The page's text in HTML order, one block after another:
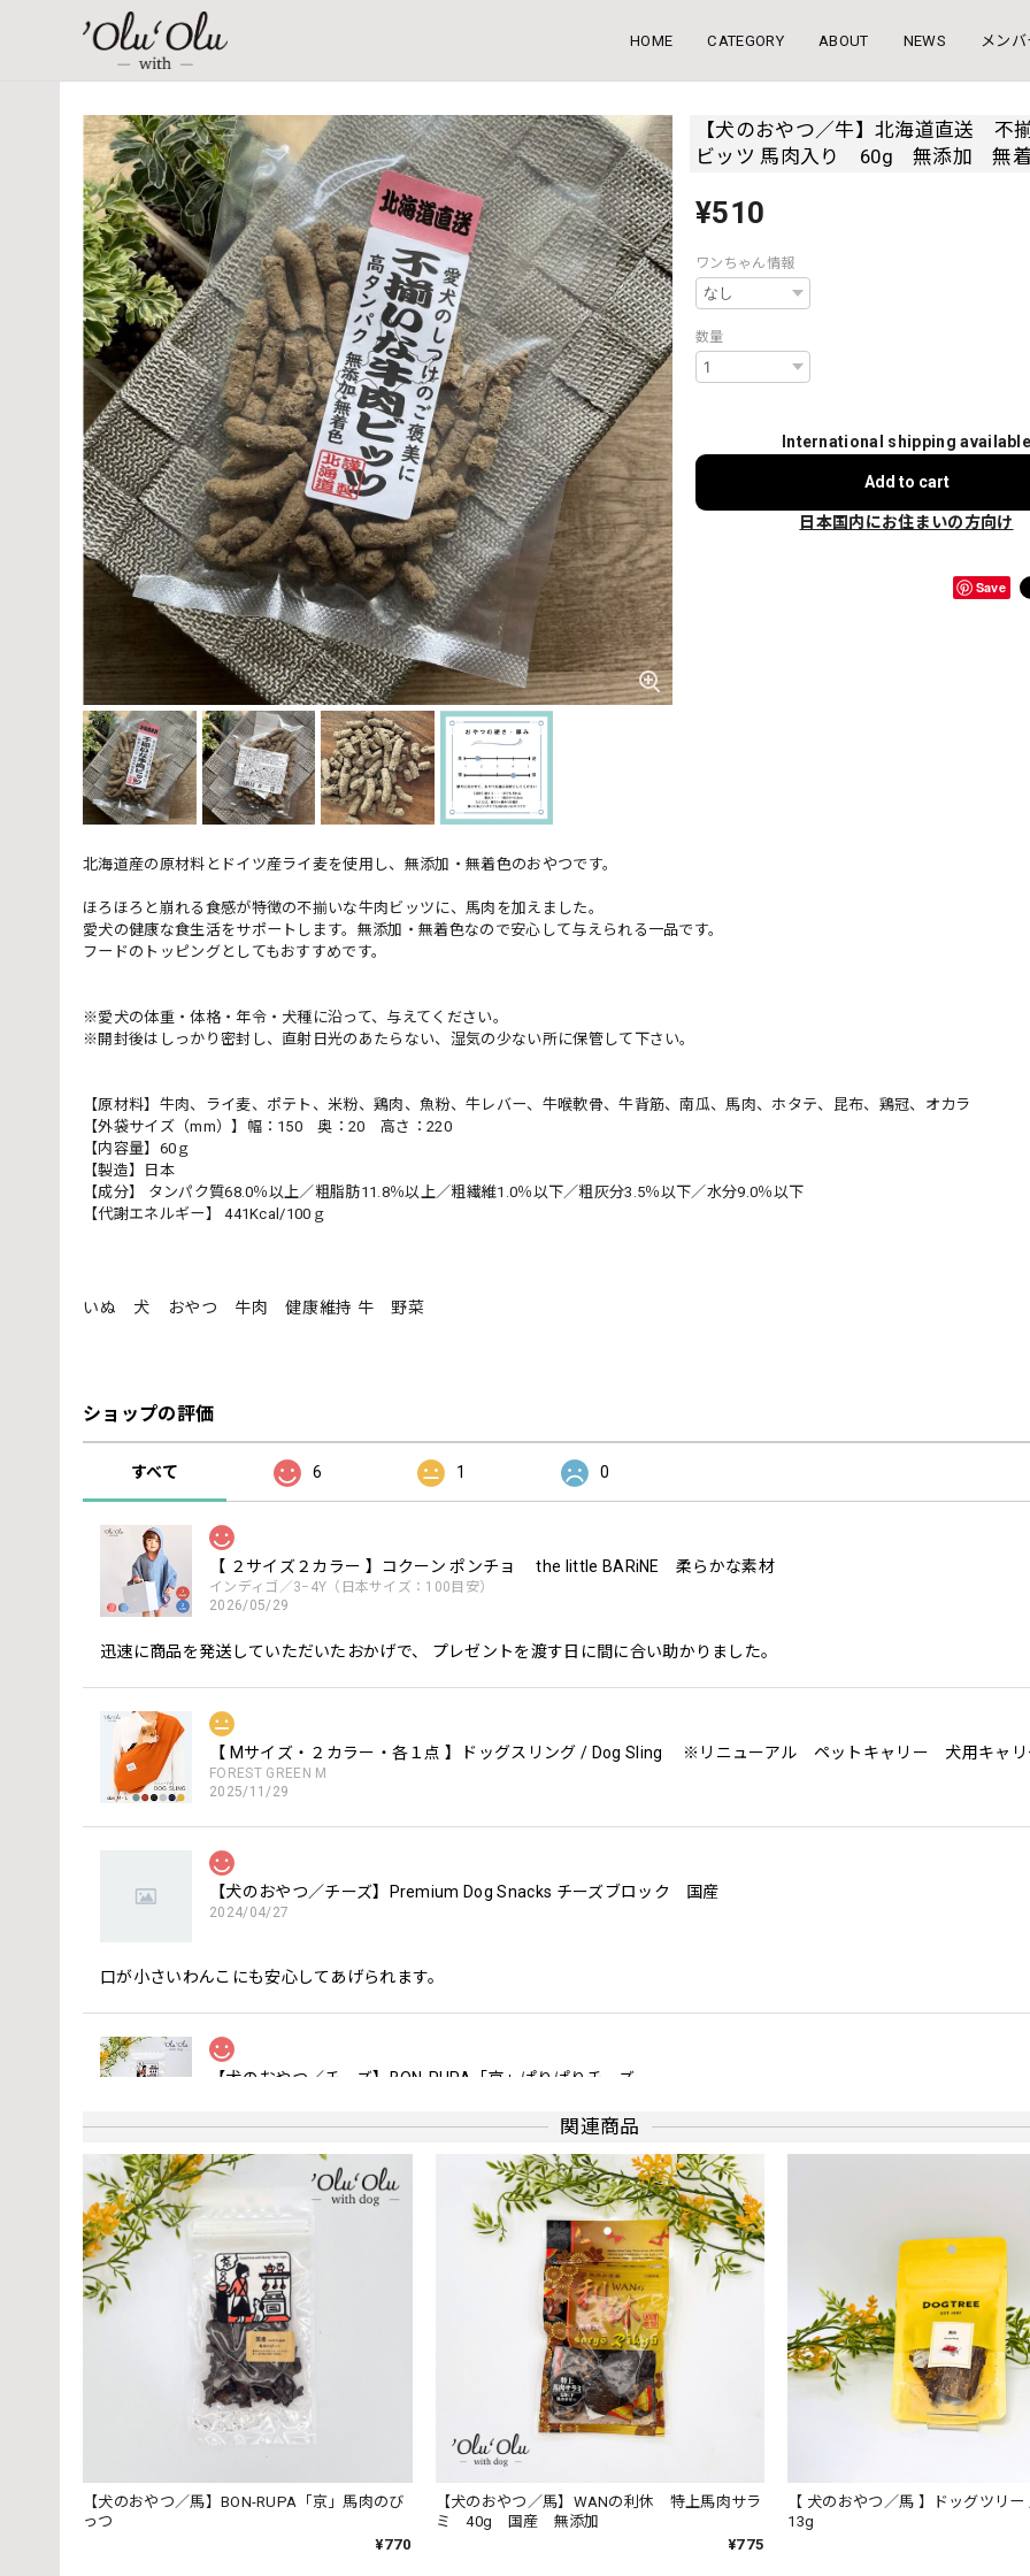
HOME CATEGORY ABOUT NEWS メン
【犬のおやつ／牛】北海道直送 不
ビッツ 馬肉入り 60g 無添加 無
¥510
ワンちゃん情報
数量
International shipping available
Add to cart
日本国内にお住まいの方向け
Save
北海道産の原材料とドイツ産ライ麦を使用し、無添加・無着色のおやつです。
ほろほろと崩れる食感が特徴の不揃いな牛肉ビッツに、馬肉を加えました。
愛犬の健康な食生活をサポートします。無添加・無着色なので安心して与えられる一品です。
フードのトッピングとしてもおすすめです。
※愛犬の体重・体格・年令・犬種に沿って、与えてください。
※開封後はしっかり密封し、直射日光のあたらない、湿気の少ない所に保管して下さい。
【原材料】牛肉、ライ麦、ポテト、米粉、鶏肉、魚粉、牛レバー、牛喉軟骨、牛背筋、南瓜、馬肉、ホタテ、昆布、鶏冠、オカラ
【外袋サイズ（mm）】幅：150 奥：20 高さ：220
【内容量】60ｇ
【製造】日本
【成分】 タンパク質68.0％以上／粗脂肪11.8％以上／粗繊維1.0％以下／粗灰分3.5％以下／水分9.0％以下
【代謝エネルギー】 441Kcal/100ｇ
いぬ 犬 おやつ 牛肉 健康維持 牛 野菜
ショップの評価
すべて 6 1 0
【 ２サイズ２カラー 】コクーン ポンチョ the little BARiNE 柔らかな素材
インディゴ／3−4Y（日本サイズ：100目安）
2026/05/29
迅速に商品を発送していただいたおかげで、 プレゼントを渡す日に間に合い助かりました。
FOREST GREEN M
2025/11/29
【犬のおやつ／チーズ】Premium Dog Snacks チーズブロック 国産
2024/04/27
口が小さいわんこにも安心してあげられます。
【犬のおやつ／チーズ】BON-RUPA「京」ぱりぱりチーズ
ダイエット中の我が家のわんこに、数枚ずつ時間を空けてあげてます。 国産チーズなので、安心してあげられます。
【 COCOWALK 】カシャカシャスターハンカチ おもちゃ 音が鳴るハンカチ
Ａ ミックスフルーツ／ピンク
2024/04/27
まだまだよだれが出てしまう赤ちゃんに、とてもピッタリな商品です。
【はじめての靴】ニットソックスシューズ ファーストシューズ ベビー 靴
他の方からの誕生祝いとダブらなそうなのを選んでみました。 「そろそろ靴を買わなきゃと思ってたから、助かったよ！」と
関連商品
【犬のおやつ／馬】BON-RUPA「京」馬肉のび
っつ
¥770
【犬のおやつ／馬】WANの利休 特上馬肉サラ
ミ 40g 国産 無添加
¥775
【 犬のおやつ／馬 】ドッグツリ
13g